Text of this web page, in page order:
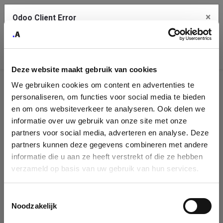
Deze website maakt gebruik van cookies
We gebruiken cookies om content en advertenties te
personaliseren, om functies voor social media te bieden
en om ons websiteverkeer te analyseren. Ook delen we
informatie over uw gebruik van onze site met onze
partners voor social media, adverteren en analyse. Deze
partners kunnen deze gegevens combineren met andere
informatie die u aan ze heeft verstrekt of die ze hebben
verzameld op basis van uw gebruik van hun services.
Noodzakelijk
Company
Identification
Please fill in your company details
You can search a company in our database by name, VAT or
enterprise ID. When a company is selected it will auto-complete the
form. If you don't find your company in our database, you can create
Odoo Client Error ×
service.
See details
Ok